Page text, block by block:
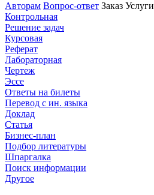
Авторам Вопрос-ответ Заказ Услуги
Контрольная
Решение задач
Курсовая
Реферат
Лабораторная
Чертеж
Эссе
Ответы на билеты
Перевод с ин. языка
Доклад
Статья
Бизнес-план
Подбор литературы
Шпаргалка
Поиск информации
Другое